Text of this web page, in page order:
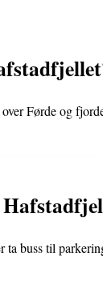
Førde og
buss til